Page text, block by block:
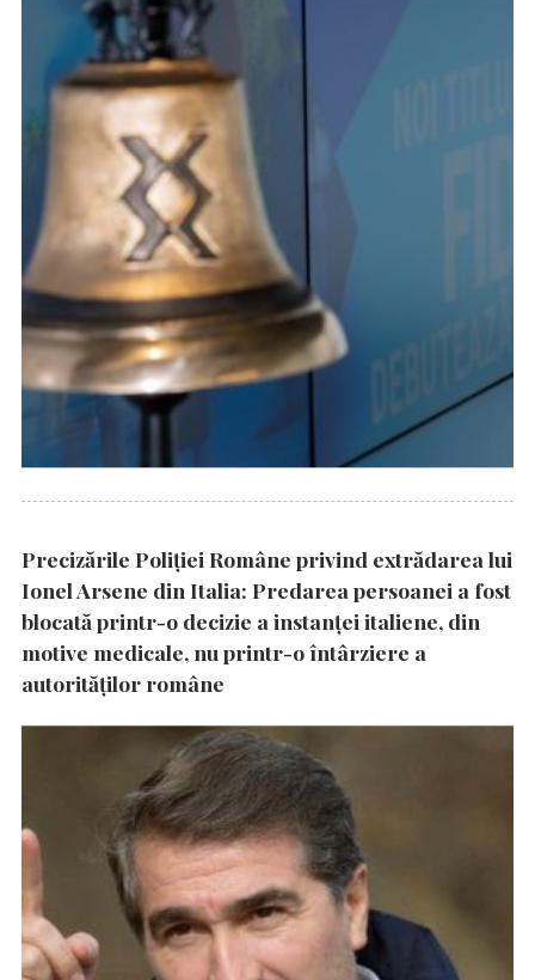
Precizările Poliţiei Române privind extrădarea lui
Ionel Arsene din Italia: Predarea persoanei a fost
blocată printr-o decizie a instanţei italiene, din
motive medicale, nu printr-o întârziere a
autorităţilor române